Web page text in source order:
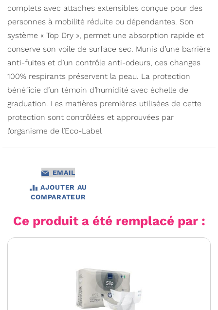
complets avec attaches extensibles conçue pour des
personnes à mobilité réduite ou dépendantes. Son
système « Top Dry », permet une absorption rapide et
conserve son voile de surface sec. Munis d’une barrière
anti-fuites et d’un contrôle anti-odeurs, ces changes
100% respirants préservent la peau. La protection
bénéficie d’un témoin d’humidité avec échelle de
graduation. Les matières premières utilisées de cette
protection sont contrôlées et approuvées par
l’organisme de l’Eco-Label
EMAIL
AJOUTER AU
COMPARATEUR
Ce produit a été remplacé par :